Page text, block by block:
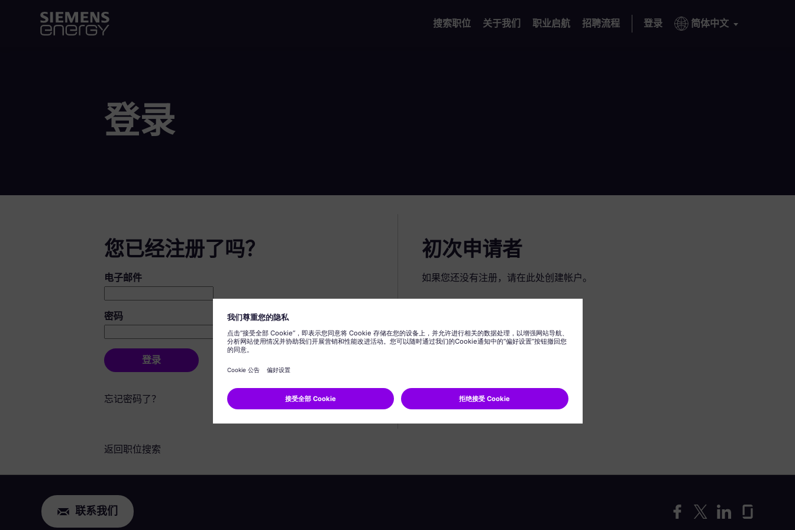
搜索职位 关于我们 职业启航 招聘流程 登录 简体中文
登录
您已经注册了吗？
登录：用户和密码
电子邮件
密码
登录
忘记密码了？
初次申请者
如果您还没有注册，请在此处创建帐户。
返回职位搜索
联系我们